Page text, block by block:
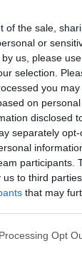
of the sale,
or
us, please
selection.
you
on
disclosed
separately
participants.
us to third
that may
Opt
een uur.
Na twee
kan normaal
andere